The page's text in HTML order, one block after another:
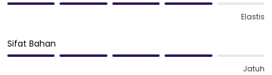
Elastis
Sifat Bahan
Jatuh